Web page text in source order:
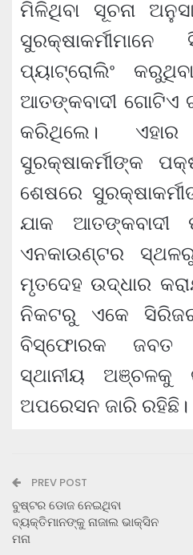
ମିଳିଥିବା ସୂଚନା
ପ୍ୟାଟ୍ରୋଲିଂ
ଆତଙ୍କବାଦୀ ଗୋଟିଏ
କରିଥିଲେ।
ସୁରକ୍ଷାକର୍ମୀଙ୍କ
ଶେଷରେ
ଯାକ ଆତଙ୍କବାଦୀ
ଏନକାଉଣ୍ଟର
ମୃତଦେହ ଉଦ୍ଧାର
ନିକଟରୁ ଏକେ
ବିସ୍ଫୋରକ ଜବତ
ସ୍ଥାନୀୟ ଅଞ୍ଚଳକୁ
ଅପରେସନ ଜାରି ରହିଛି।
PREV POST
ବୁଷ୍ଟର ଡୋଜ ନେଇଥିବା
ବ୍ୟକ୍ତିମାନଙ୍କୁ ନାଜାଲ ଭାକ୍ସିନ
ମନା